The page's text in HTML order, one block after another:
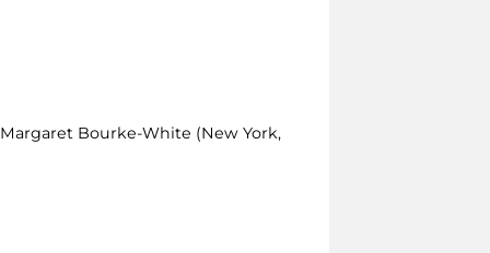
Bourke-White (New York,